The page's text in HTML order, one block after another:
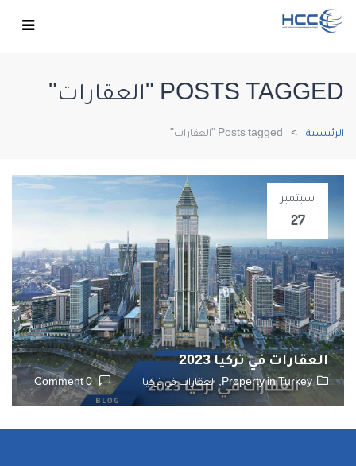
POSTS TAGGED "العقارات"
الرئيسية Posts tagged "العقارات"
سبتمبر
27
العقارات في تركيا 2023
Property in Turkey, العقارات في تركيا 0 Comment